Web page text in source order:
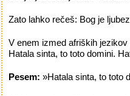
Zato lahko rečeš: Bog je
V enem izmed afriških jezikov
Hatala sinta, to toto domini.
Pesem: »Hatala sinta, to toto